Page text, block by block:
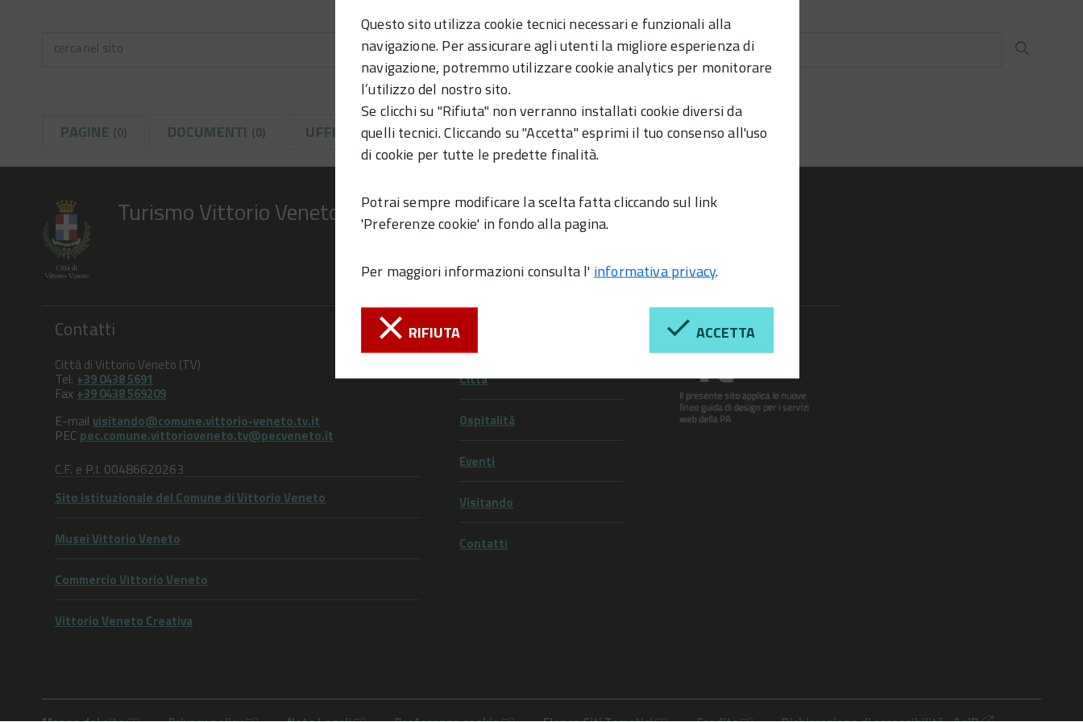
Questo sito utilizza cookie tecnici necessari e funzionali alla
navigazione. Per assicurare agli utenti la migliore esperienza di
navigazione, potremmo utilizzare cookie analytics per monitorare
l’utilizzo del nostro sito.
Se clicchi su "Rifiuta" non verranno installati cookie diversi da
quelli tecnici. Cliccando su "Accetta" esprimi il tuo consenso all'uso
di cookie per tutte le predette finalità.
Potrai sempre modificare la scelta fatta cliccando sul link
'Preferenze cookie' in fondo alla pagina.
Per maggiori informazioni consulta l' informativa privacy.
RIFIUTA ACCETTA
cerca nel sito
PAGINE (0) DOCUMENTI (0) UFFICI (0)
Turismo Vittorio Veneto
Contatti
Città di Vittorio Veneto (TV)
Tel. +39 0438 5691
Fax +39 0438 569209
E-mail visitando@comune.vittorio-veneto.tv.it
PEC pec.comune.vittorioveneto.tv@pecveneto.it
C.F. e P.I. 00486620263
Sito istituzionale del Comune di Vittorio Veneto
Musei Vittorio Veneto
Commercio Vittorio Veneto
Vittorio Veneto Creativa
Città
Ospitalità
Eventi
Visitando
Contatti